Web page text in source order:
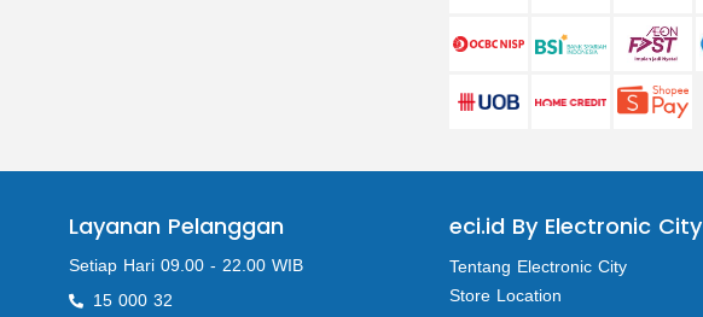
Layanan Pelanggan
Setiap Hari 09.00 - 22.00 WIB
15 000 32
eci.id By Electronic City
Tentang Electronic City
Store Location